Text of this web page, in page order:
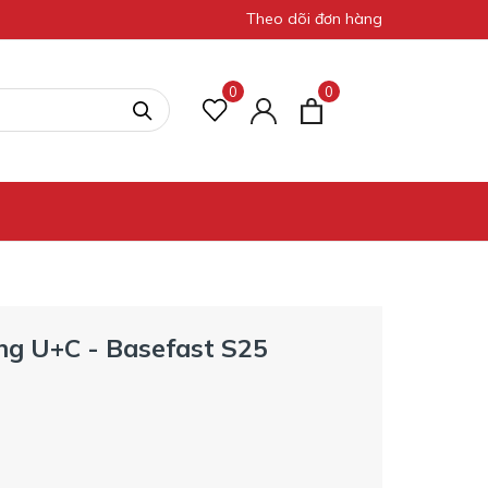
Theo dõi đơn hàng
0 0
U+C - Basefast S25